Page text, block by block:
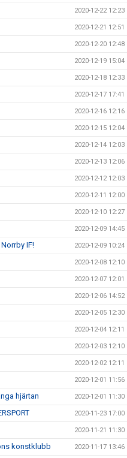
2020-12-22 12:23
2020-12-21 12:51
2020-12-20 12:48
2020-12-19 15:04
2020-12-18 12:33
2020-12-17 17:41
2020-12-16 12:16
2020-12-15 12:04
2020-12-14 12:03
2020-12-13 12:06
2020-12-12 12:03
2020-12-11 12:00
2020-12-10 12:27
2020-12-09 14:45
IF! 2020-12-09 10:24
2020-12-08 12:10
2020-12-07 12:01
2020-12-06 14:52
2020-12-05 12:30
2020-12-04 12:11
2020-12-03 12:10
2020-12-02 12:11
2020-12-01 11:56
hjärtan 2020-12-01 11:30
2020-11-23 17:00
2020-11-21 11:30
konstklubb 2020-11-17 13:46